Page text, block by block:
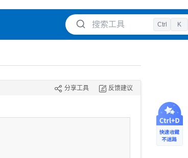
搜索工具 Ctrl K
分享工具 反馈建议